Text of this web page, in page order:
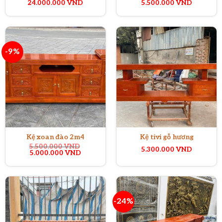
24.000.000VND 5.500.000VND
-9%
Kệ xoan đào 2m4
5.500.000VND
Giá
là:
5.000.000VNDGiá
tại
5.000.000 VND.
Kệ tivi gỗ hương
5.300.000VND
-24%